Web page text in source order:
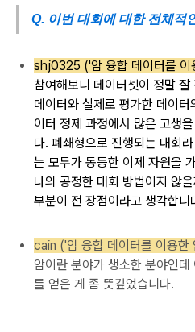
Q. 이번 대회에 대한 전체적
shj0325 ('암 융합 데이터를 이
참여해보니 데이터셋이 정말 잘
데이터와 실제로 평가한 데이터
이터 정제 과정에서 많은 고생을
다. 폐쇄형으로 진행되는 대회라
는 모두가 동등한 이제 자원을
나의 공정한 대회 방법이지 않
부분이 전 장점이라고 생각합니
cain ('암 융합 데이터를 이용한
암이란 분야가 생소한 분야인데
를 얻은 게 좀 뜻깊었습니다.